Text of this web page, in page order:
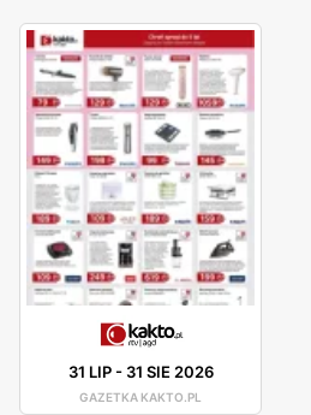
31 LIP- 31 SIE 2026
GAZETKA KAKTO.PL